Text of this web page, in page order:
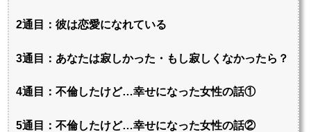
2通目：彼は恋愛になれている
3通目：あなたは寂しかった・もし寂しくなかったら？
4通目：不倫したけど…幸せになった女性の話①
5通目：不倫したけど…幸せになった女性の話②